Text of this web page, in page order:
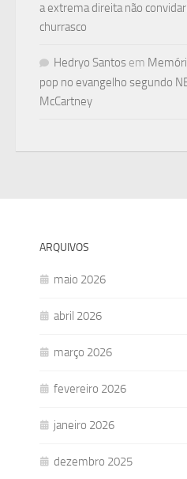
a extrema direita não
churrasco
Hedryo Santos em
pop no evangelho segundo
McCartney
ARQUIVOS
maio 2026
abril 2026
março 2026
fevereiro 2026
janeiro 2026
dezembro 2025